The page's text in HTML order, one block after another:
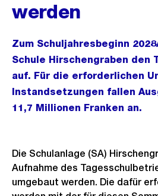
werden
Zum Schuljahresbeginn
Schule Hirschengraben den
auf. Für die erforderlichen
Instandsetzungen fallen
11,7 Millionen Franken an.
Die Schulanlage (SA)
Aufnahme des
umgebaut werden. Die dafür